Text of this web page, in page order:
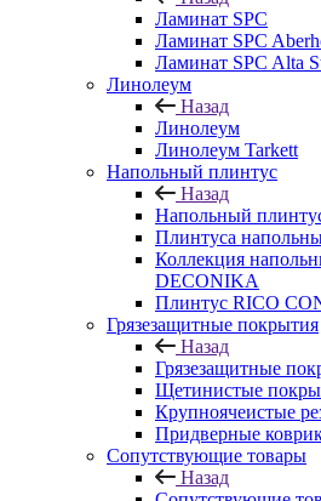
Ламинат SPC
Ламинат SPC
Ламинат SPC Alta
Линолеум
Назад
Линолеум
Линолеум Tarkett
Напольный плинтус
Назад
Напольный
Плинтуса
Коллекция
DECONIKA
Плинтус RICO
Грязезащитные покрытия
Назад
Грязезащитные
Щетинистые
Крупноячеистые
Придверные
Сопутствующие товары
Назад